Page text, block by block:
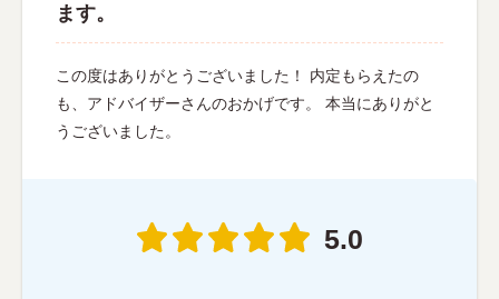
ます。
この度はありがとうございました！ 内定もらえたの
も、アドバイザーさんのおかげです。 本当にありがと
うございました。
5.0